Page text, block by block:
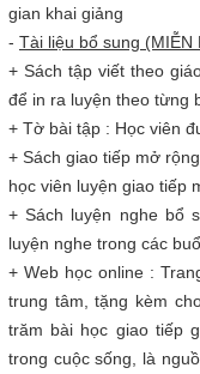
gian khai giảng
- Tài liệu bổ sung (MIỄN
+ Sách tập viết theo
để in ra luyện theo từng
+ Tờ bài tập : Học viên
+ Sách giao tiếp mở
học viên luyện giao tiếp
+ Sách luyện nghe bổ
luyện nghe trong các
+ Web học online :
trung tâm, tặng kèm
trăm bài học giao tiếp
trong cuộc sống, là